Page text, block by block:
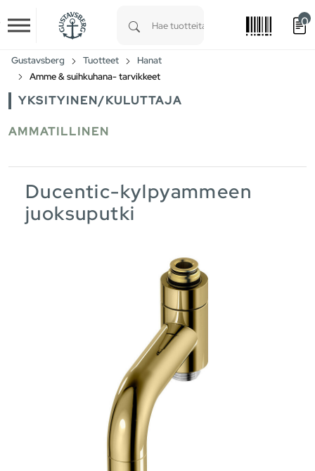
Skip to main content
0
Gustavsberg Tuotteet
Hanat
Amme & suihkuhana- tarvikkeet
YKSITYINEN/KULUTTAJA
AMMATILLINEN
Ducentic-kylpyammeen
juoksuputki